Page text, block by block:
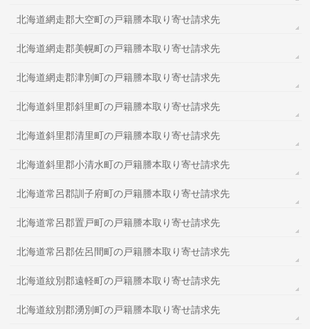
北海道網走郡大空町の戸籍謄本取り寄せ請求先
北海道網走郡美幌町の戸籍謄本取り寄せ請求先
北海道網走郡津別町の戸籍謄本取り寄せ請求先
北海道斜里郡斜里町の戸籍謄本取り寄せ請求先
北海道斜里郡清里町の戸籍謄本取り寄せ請求先
北海道斜里郡小清水町の戸籍謄本取り寄せ請求先
北海道常呂郡訓子府町の戸籍謄本取り寄せ請求先
北海道常呂郡置戸町の戸籍謄本取り寄せ請求先
北海道常呂郡佐呂間町の戸籍謄本取り寄せ請求先
北海道紋別郡遠軽町の戸籍謄本取り寄せ請求先
北海道紋別郡湧別町の戸籍謄本取り寄せ請求先